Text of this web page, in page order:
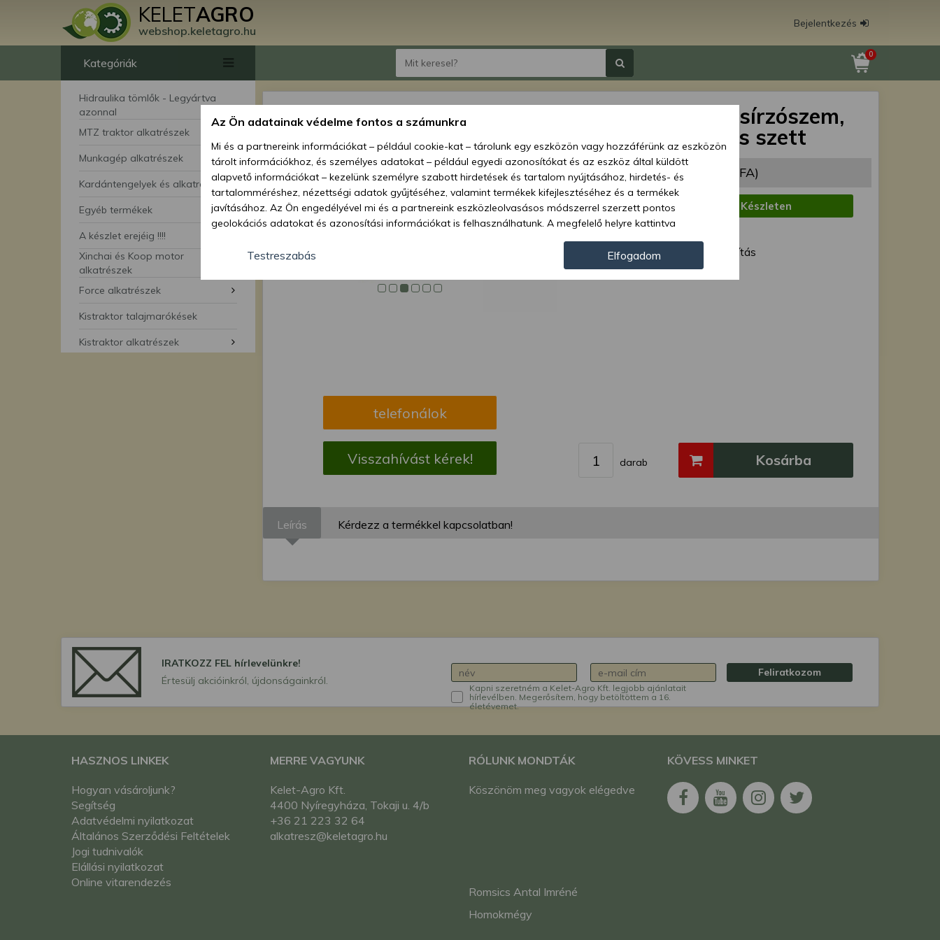
KELETAGRO
webshop.keletagro.hu
Bejelentkezés
Kategóriák
Hidraulika tömlők - Legyártva
azonnal
MTZ traktor alkatrészek
Munkagép alkatrészek
Kardántengelyek és alkatrészei
Egyéb termékek
A készlet erejéig !!!!
Xinchai és Koop motor
alkatrészek
Force alkatrészek
Kistraktor talajmarókések
Kistraktor alkatrészek
0
telefonálok
Visszahívást kérek!
Force 1008 izzó, zsírzószem,
biztosíték, tömítés szett
Ár: 7 182 Ft (5 655 Ft + ÁFA)
Elérhetőség:
Készleten
Szállítás:
Szállítási mód:
Normál szállítás
darab Kosárba
Leírás Kérdezz a termékkel kapcsolatban!
IRATKOZZ FEL hírlevelünkre!
Értesülj akcióinkról, újdonságainkról.
Kapni szeretném a Kelet-Agro Kft. legjobb ajánlatait
hírlevélben. Megerősítem, hogy betöltöttem a 16.
életévemet.
Feliratkozom
HASZNOS LINKEK
Hogyan vásároljunk?
Segítség
Adatvédelmi nyilatkozat
Általános Szerződési Feltételek
Jogi tudnivalók
Elállási nyilatkozat
Online vitarendezés
MERRE VAGYUNK
Kelet-Agro Kft.
4400 Nyíregyháza, Tokaji u. 4/b
+36 21 223 32 64
alkatresz@keletagro.hu
RÓLUNK MONDTÁK
Köszönöm meg vagyok elégedve
Romsics Antal Imréné
Homokmégy
KÖVESS MINKET
Az Ön adatainak védelme fontos a számunkra
Mi és a partnereink információkat – például cookie-kat – tárolunk egy eszközön vagy hozzáférünk az eszközön
tárolt információkhoz, és személyes adatokat – például egyedi azonosítókat és az eszköz által küldött
alapvető információkat – kezelünk személyre szabott hirdetések és tartalom nyújtásához, hirdetés- és
tartalomméréshez, nézettségi adatok gyűjtéséhez, valamint termékek kifejlesztéséhez és a termékek
javításához. Az Ön engedélyével mi és a partnereink eszközleolvasásos módszerrel szerzett pontos
geolokációs adatokat és azonosítási információkat is felhasználhatunk. A megfelelő helyre kattintva
hozzájárulhat ahhoz, hogy mi és a partnereink a fent leírtak szerint adatkezelést végezzünk. Másik
lehetőségként a hozzájárulás megadása vagy elutasítása előtt részletesebb információkhoz juthat, és
megváltoztathatja beállításait. Felhívjuk figyelmét, hogy személyes adatainak bizonyos kezeléséhez nem
feltétlenül szükséges az Ön hozzájárulása, de jogában áll tiltakozni az ilyen jellegű adatkezelés ellen. A
Testreszabás Elfogadom